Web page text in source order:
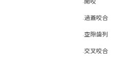
過蓋咬合
空隙歯列
交叉咬合